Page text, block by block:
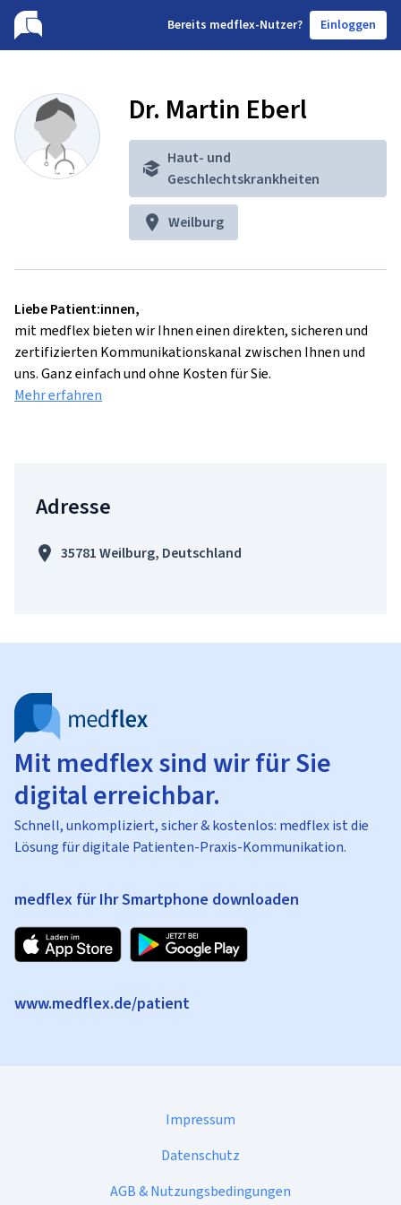
Bereits medflex-Nutzer? Einloggen
Dr. Martin Eberl
Haut- und
Geschlechtskrankheiten
Weilburg
Liebe Patient:innen,
mit medflex bieten wir Ihnen einen direkten, sicheren und
zertifizierten Kommunikationskanal zwischen Ihnen und
uns. Ganz einfach und ohne Kosten für Sie.
Mehr erfahren
Adresse
35781 Weilburg, Deutschland
Mit medflex sind wir für Sie
digital erreichbar.
Schnell, unkompliziert, sicher & kostenlos: medflex ist die
Lösung für digitale Patienten-Praxis-Kommunikation.
medflex für Ihr Smartphone downloaden
www.medflex.de/patient
Impressum
Datenschutz
AGB & Nutzungsbedingungen